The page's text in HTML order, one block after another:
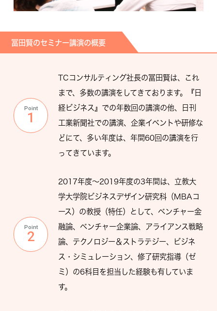
冨田賢のセミナー講演の概要
Point
1
TCコンサルティング社長の冨田賢は、これ
まで、多数の講演をしてきております。『日
経ビジネス』での年数回の講演の他、日刊
工業新聞社での講演、企業イベントや研修な
どにて、多い年度は、年間60回の講演を行
ってきています。
Point
2
2017年度～2019年度の3年間は、立教大
学大学院ビジネスデザイン研究科（MBAコ
ース）の教授（特任）として、ベンチャー金
融論、ベンチャー企業論、アライアンス戦略
論、テクノロジー＆ストラテジー、ビジネ
ス・シミュレーション、修了研究指導（ゼ
ミ）の6科目を担当した経験も有していま
す。